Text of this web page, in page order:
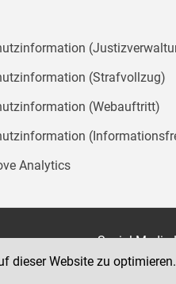
(Strafvollzug)
(Webauftritt)
Analytics
Social Media
der Justiz
dieser Website zu